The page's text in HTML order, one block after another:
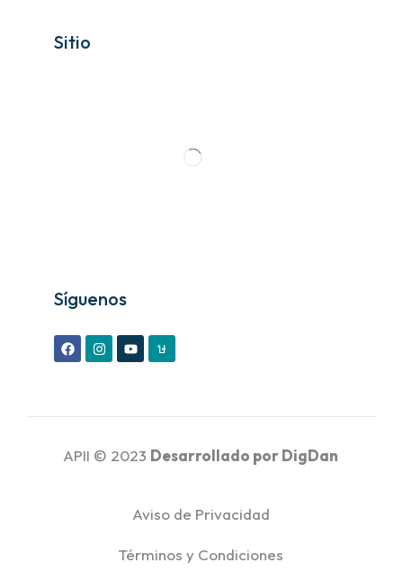
Sitio
Síguenos
APII © 2023 Desarrollado porDigDan
Aviso de Privacidad
Términos y Condiciones